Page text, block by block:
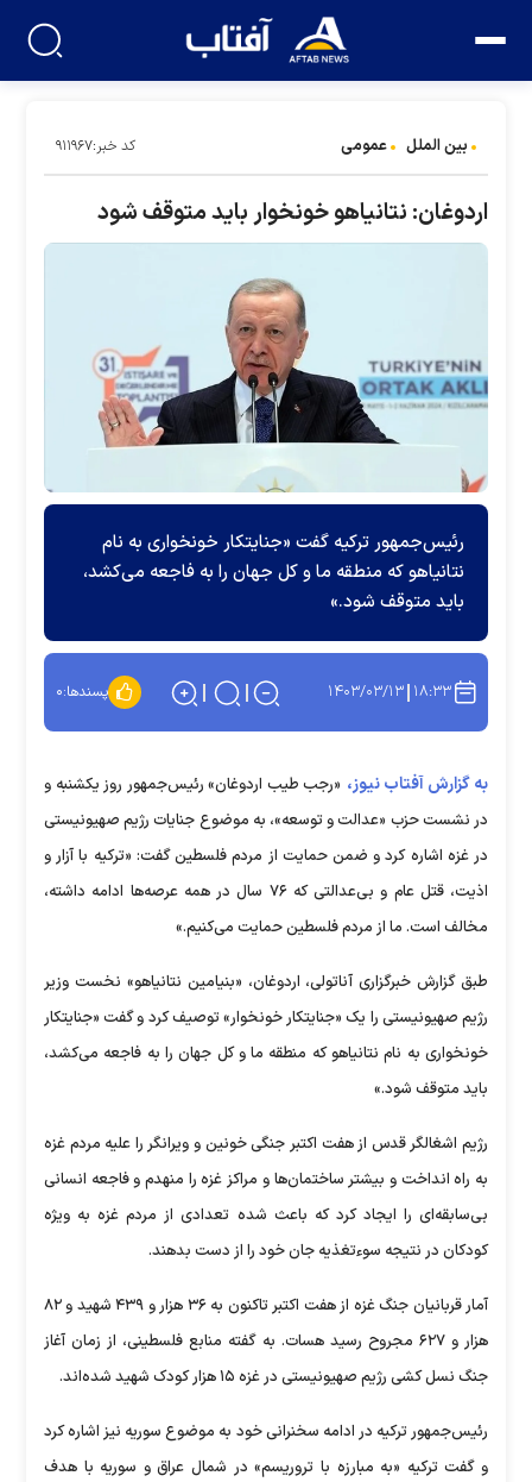
بین الملل عمومی کد خبر:۹۱۱۹۶۷
اردوغان: نتانیاهو خونخوار باید متوقف شود
رئیس‌جمهور ترکیه گفت «جنایتکار خونخواری به نام
نتانیاهو که منطقه ما و کل جهان را به فاجعه می‌کشد،
باید متوقف شود.»
۱۸:۳۳ ۱۴۰۳/۰۳/۱۳ پسندها:۰
به گزارش آفتاب نیوز، «رجب طیب اردوغان» رئیس‌جمهور روز یکشنبه و
در نشست حزب «عدالت و توسعه»، به موضوع جنایات رژیم صهیونیستی
در غزه اشاره کرد و ضمن حمایت از مردم فلسطین گفت: «ترکیه با آزار و
اذیت، قتل عام و بی‌عدالتی که ۷۶ سال در همه عرصه‌ها ادامه داشته،
مخالف است. ما از مردم فلسطین حمایت می‌کنیم.»
طبق گزارش خبرگزاری آناتولی، اردوغان، «بنیامین نتانیاهو» نخست وزیر
رژیم صهیونیستی را یک «جنایتکار خونخوار» توصیف کرد و گفت «جنایتکار
خونخواری به نام نتانیاهو که منطقه ما و کل جهان را به فاجعه می‌کشد،
باید متوقف شود.»
رژیم اشغالگر قدس از هفت اکتبر جنگی خونین و ویرانگر را علیه مردم غزه
به راه انداخت و بیشتر ساختمان‌ها و مراکز غزه را منهدم و فاجعه انسانی
بی‌سابقه‌ای را ایجاد کرد که باعث شده تعدادی از مردم غزه به ویژه
کودکان در نتیجه سوءتغذیه جان خود را از دست بدهند.
آمار قربانیان جنگ غزه از هفت اکتبر تاکنون به ۳۶ هزار و ۴۳۹ شهید و ۸۲
هزار و ۶۲۷ مجروح رسید هسات. به گفته منابع فلسطینی، از زمان آغاز
جنگ نسل کشی رژیم صهیونیستی در غزه ۱۵ هزار کودک شهید شده‌اند.
رئیس‌جمهور ترکیه در ادامه سخنرانی خود به موضوع سوریه نیز اشاره کرد
و گفت ترکیه «به مبارزه با تروریسم» در شمال عراق و سوریه با هدف